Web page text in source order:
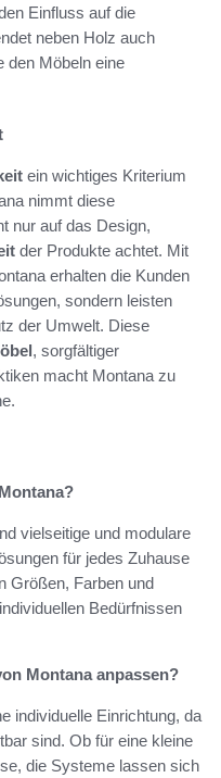
Einfluss auf die
neben Holz auch
den Möbeln eine
ein wichtiges Kriterium
nimmt diese
nur auf das Design,
der Produkte achtet. Mit
erhalten die Kunden
sondern leisten
der Umwelt. Diese
, sorgfältiger
macht Montana zu
vielseitige und modulare
für jedes Zuhause
Größen, Farben und
Bedürfnissen
Montana anpassen?
individuelle Einrichtung, da
sind. Ob für eine kleine
die Systeme lassen sich